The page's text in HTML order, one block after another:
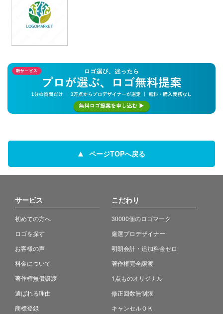
ページTOPへ戻る
サービス
初めての方へ
ロゴを探す
お客様の声
料金について
著作権無償譲渡
選ばれる理由
商標登録
こだわり
30000個のロゴマーク
厳選プロデザイナー
明朗会計・追加料金ゼロ
著作権完全譲渡
1点ものオリジナル
修正回数無制限
キャンセルＯＫ